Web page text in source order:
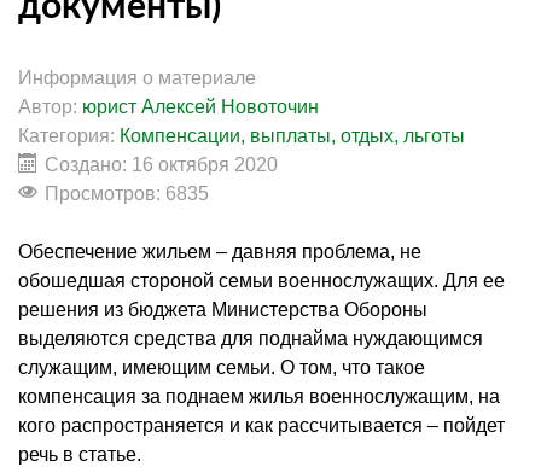
документы)
Информация о материале
Автор: юрист Алексей Новоточин
Категория: Компенсации, выплаты, отдых, льготы
Создано: 16 октября 2020
Просмотров: 6835
Обеспечение жильем – давняя проблема, не
обошедшая стороной семьи военнослужащих. Для ее
решения из бюджета Министерства Обороны
выделяются средства для поднайма нуждающимся
служащим, имеющим семьи. О том, что такое
компенсация за поднаем жилья военнослужащим, на
кого распространяется и как рассчитывается – пойдет
речь в статье.